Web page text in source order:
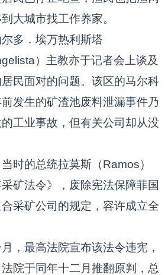
大城市找工作养家。
多．埃万热利斯塔
）主教亦于记者会上谈及
民面对的问题。该区的马尔科
发生的矿渣池废料泄漏事件乃
工业事故，但有关公司却从没
的总统拉莫斯（Ramos）
矿法令》，废除宪法保障菲国
采矿公司的规定，容许成立全
最高法院宣布该法令违宪，
院于同年十二月推翻原判，总